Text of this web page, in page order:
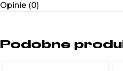
Opinie (0)
Podobne